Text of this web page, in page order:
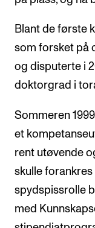
Blant de første
som forsket på
og disputerte i
doktorgrad i
Sommeren
et
rent utøvende
skulle
spydspissrolle
med